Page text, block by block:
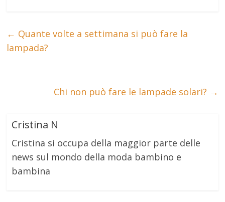
← Quante volte a settimana si può fare la
lampada?
Chi non può fare le lampade solari? →
Cristina N
Cristina si occupa della maggior parte delle
news sul mondo della moda bambino e
bambina